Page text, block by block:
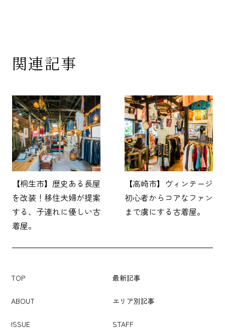
関連記事
【桐生市】歴史ある長屋
を改装！移住夫婦が提案
する、子連れに優しい古
着屋。
【高崎市】ヴィンテージ
初心者からコアなファン
まで虜にする古着屋。
TOP 最新記事
ABOUT エリア別記事
ISSUE STAFF